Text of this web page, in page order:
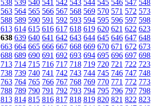
538 539 540 541 542 543 544 545 546 547 548
563 564 565 566 567 568 569 570 571 572 573
588 589 590 591 592 593 594 595 596 597 598
613 614 615 616 617 618 619 620 621 622 623
638 639 640 641 642 643 644 645 646 647 648
663 664 665 666 667 668 669 670 671 672 673
688 689 690 691 692 693 694 695 696 697 698
713 714 715 716 717 718 719 720 721 722 723
738 739 740 741 742 743 744 745 746 747 748
763 764 765 766 767 768 769 770 771 772 773
788 789 790 791 792 793 794 795 796 797 798
813 814 815 816 817 818 819 820 821 822 823